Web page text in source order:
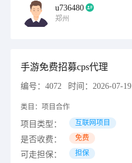
u736480
郑州
手游免费招募cps代理
编号： 4072 时间： 2026-07-19
类目： 项目合作
项目类型： 互联网项目
是否收费： 免费
可走担保： 担保